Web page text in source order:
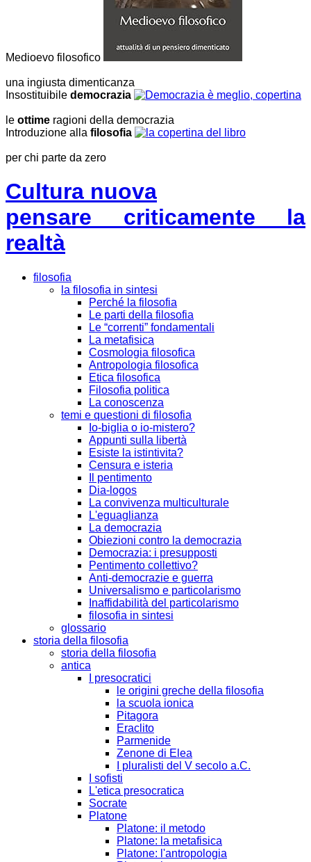
Medioevo filosofico
una ingiusta dimenticanza
Insostituibile democrazia
le ottime ragioni della democrazia
Introduzione alla filosofia
per chi parte da zero
Cultura nuova
pensare criticamente la
realtà
filosofia
la filosofia in sintesi
Perché la filosofia
Le parti della filosofia
Le “correnti” fondamentali
La metafisica
Cosmologia filosofica
Antropologia filosofica
Etica filosofica
Filosofia politica
La conoscenza
temi e questioni di filosofia
Io-biglia o io-mistero?
Appunti sulla libertà
Esiste la istintivita?
Censura e isteria
Il pentimento
Dia-logos
La convivenza multiculturale
L'eguaglianza
La democrazia
Obiezioni contro la democrazia
Democrazia: i presupposti
Pentimento collettivo?
Anti-democrazie e guerra
Universalismo e particolarismo
Inaffidabilità del particolarismo
filosofia in sintesi
glossario
storia della filosofia
storia della filosofia
antica
I presocratici
le origini greche della filosofia
la scuola ionica
Pitagora
Eraclito
Parmenide
Zenone di Elea
I pluralisti del V secolo a.C.
I sofisti
L'etica presocratica
Socrate
Platone
Platone: il metodo
Platone: la metafisica
Platone: l'antropologia